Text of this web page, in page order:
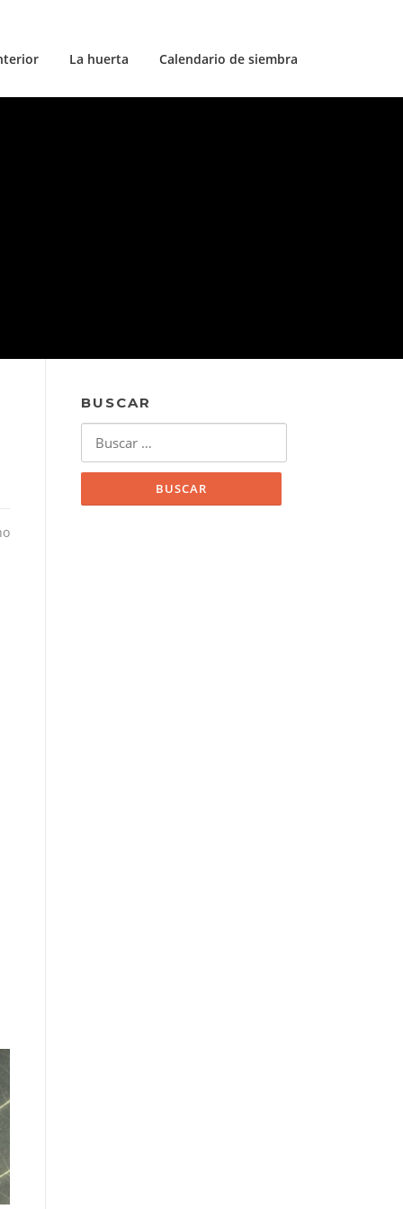
La huerta Calendario de siembra
BUSCAR